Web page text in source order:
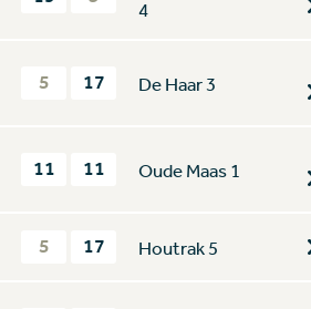
4
5 De Haar 3
17
11 Oude Maas 1
11
5 Houtrak 5
17